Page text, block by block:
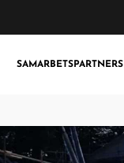
SAMARBETSPARTNERS